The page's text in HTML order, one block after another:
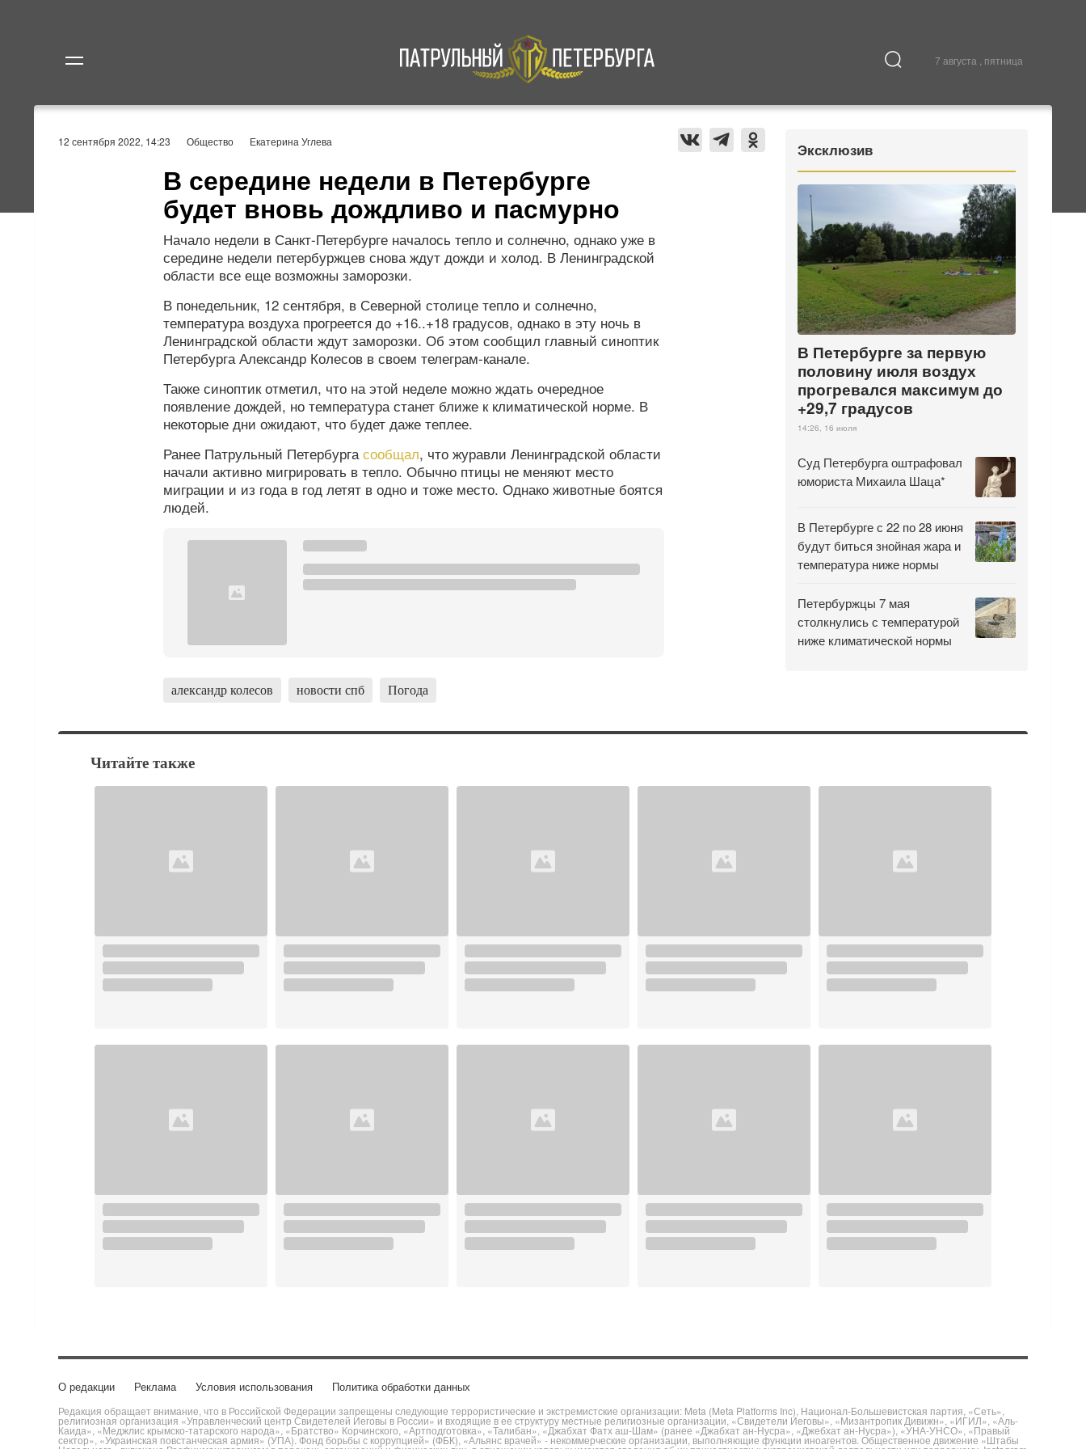
7 августа , пятница
Происшествия Культура
12 сентября 2022, 14:23 Общество Екатерина Углева
В середине недели в Петербурге
будет вновь дождливо и пасмурно
Начало недели в Санкт-Петербурге началось тепло и солнечно, однако уже в
середине недели петербуржцев снова ждут дожди и холод. В Ленинградской
области все еще возможны заморозки.
В понедельник, 12 сентября, в Северной столице тепло и солнечно,
температура воздуха прогреется до +16..+18 градусов, однако в эту ночь в
Ленинградской области ждут заморозки. Об этом сообщил главный синоптик
Петербурга Александр Колесов в своем телеграм-канале.
Также синоптик отметил, что на этой неделе можно ждать очередное
появление дождей, но температура станет ближе к климатической норме. В
некоторые дни ожидают, что будет даже теплее.
Ранее Патрульный Петербургасообщал, что журавли Ленинградской области
начали активно мигрировать в тепло. Обычно птицы не меняют место
миграции и из года в год летят в одно и тоже место. Однако животные боятся
людей.
александр колесов новости спб Погода
Эксклюзив
В Петербурге за первую
половину июля воздух
прогревался максимум до
+29,7 градусов
14:26, 16 июля
Суд Петербурга оштрафовал
юмориста Михаила Шаца*
В Петербурге с 22 по 28 июня
будут биться знойная жара и
температура ниже нормы
Петербуржцы 7 мая
столкнулись с температурой
ниже климатической нормы
Читайте также
О редакции Реклама Условия использования Политика обработки данных
Редакция обращает внимание, что в Российской Федерации запрещены следующие террористические и экстремистские организации: Meta (Meta Platforms Inc), Национал-Большевистская партия, «Сеть»,
религиозная организация «Управленческий центр Свидетелей Иеговы в России» и входящие в ее структуру местные религиозные организации, «Свидетели Иеговы», «Мизантропик Дивижн», «ИГИЛ», «Аль-
Каида», «Меджлис крымско-татарского народа», «Братство» Корчинского, «Артподготовка», «Талибан», «Джабхат Фатх аш-Шам» (ранее «Джабхат ан-Нусра», «Джебхат ан-Нусра»), «УНА-УНСО», «Правый
сектор», «Украинская повстанческая армия» (УПА). Фонд борьбы с коррупцией» (ФБК), «Альянс врачей» - некоммерческие организации, выполняющие функции иноагентов. Общественное движение «Штабы